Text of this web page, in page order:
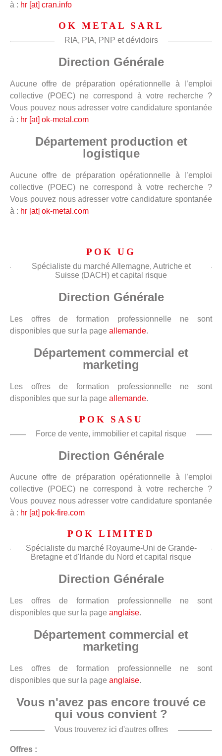
à : hr [at] cran.info
OK METAL SARL
RIA, PIA, PNP et dévidoirs
Direction Générale
Aucune offre de préparation opérationnelle à l’emploi
collective (POEC) ne correspond à votre recherche ?
Vous pouvez nous adresser votre candidature spontanée
à : hr [at] ok-metal.com
Département production et
logistique
Aucune offre de préparation opérationnelle à l’emploi
collective (POEC) ne correspond à votre recherche ?
Vous pouvez nous adresser votre candidature spontanée
à : hr [at] ok-metal.com
POK UG
Spécialiste du marché Allemagne, Autriche et
Suisse (DACH) et capital risque
Direction Générale
Les offres de formation professionnelle ne sont
disponibles que sur la page allemande.
Département commercial et
marketing
Les offres de formation professionnelle ne sont
disponibles que sur la page allemande.
POK SASU
Force de vente, immobilier et capital risque
Direction Générale
Aucune offre de préparation opérationnelle à l’emploi
collective (POEC) ne correspond à votre recherche ?
Vous pouvez nous adresser votre candidature spontanée
à : hr [at] pok-fire.com
POK LIMITED
Spécialiste du marché Royaume-Uni de Grande-
Bretagne et d'Irlande du Nord et capital risque
Direction Générale
Les offres de formation professionnelle ne sont
disponibles que sur la page anglaise.
Département commercial et
marketing
Les offres de formation professionnelle ne sont
disponibles que sur la page anglaise.
Vous n'avez pas encore trouvé ce
qui vous convient ?
Vous trouverez ici d'autres offres
Offres :